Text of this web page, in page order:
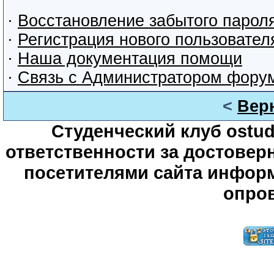
· Восстановление забытого
· Регистрация нового
· Наша документация помощи
· Связь с Администратором
<
Студенческий клуб
ответственности за
посетителями сайта